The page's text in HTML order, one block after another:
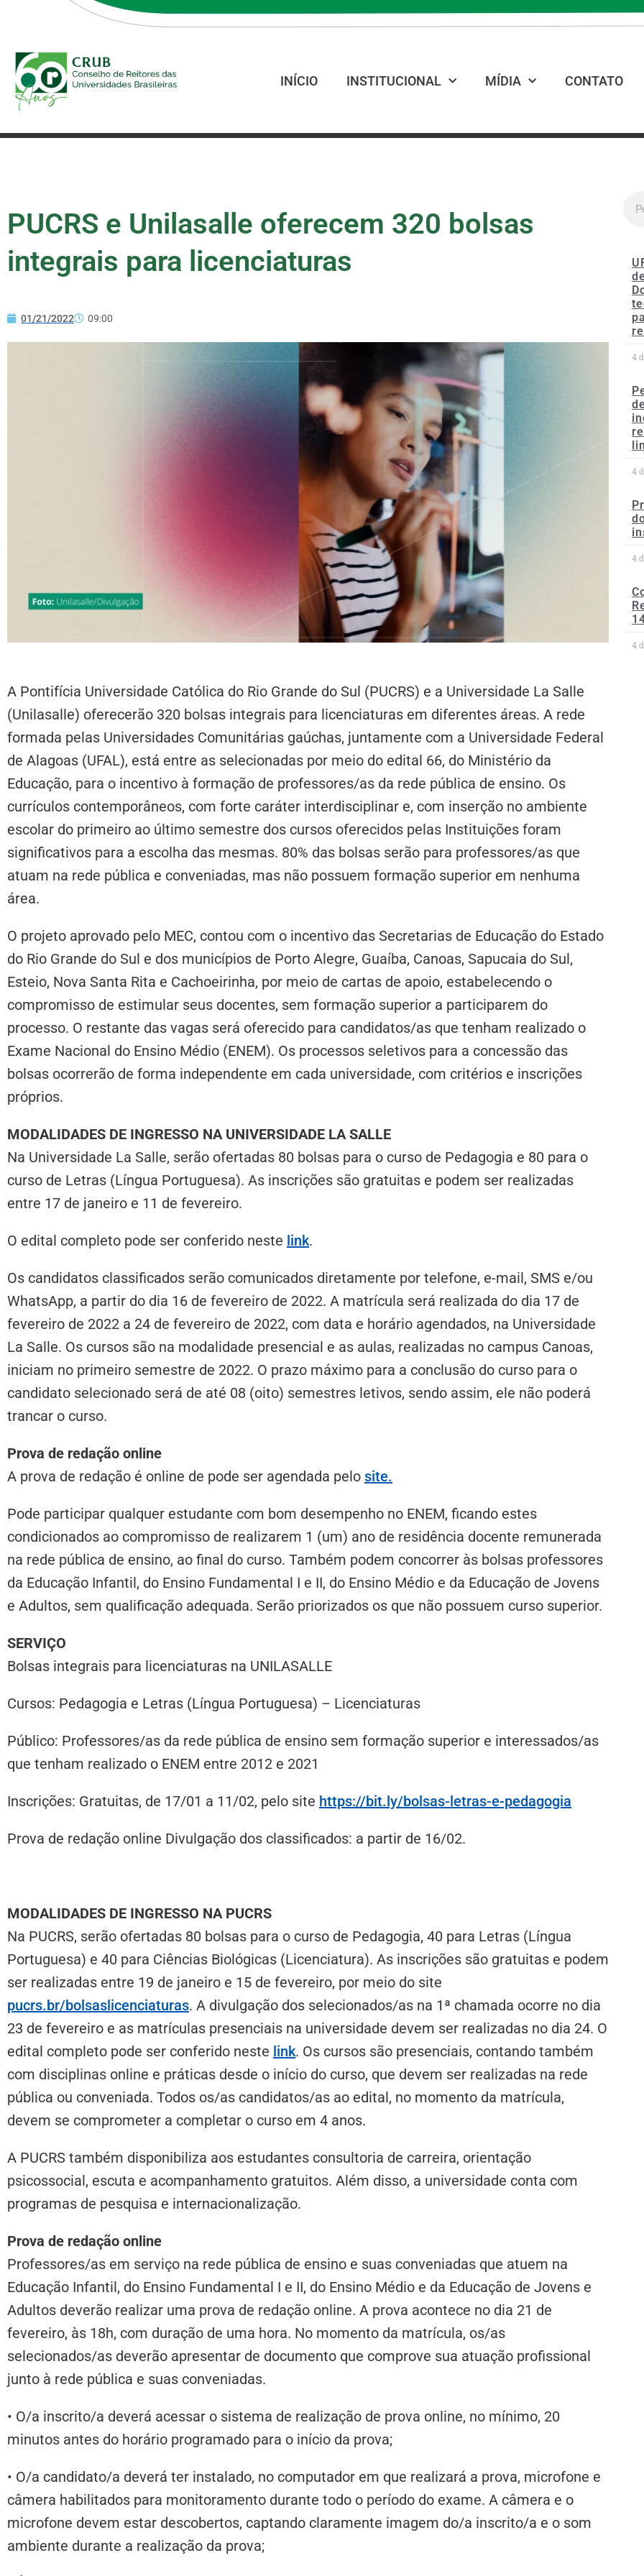
INÍCIO INSTITUCIONAL MÍDIA CONTATO
PUCRS e Unilasalle oferecem 320 bolsas
integrais para licenciaturas
01/21/2022 09:00
A Pontifícia Universidade Católica do Rio Grande do Sul (PUCRS) e a Universidade La Salle
(Unilasalle) oferecerão 320 bolsas integrais para licenciaturas em diferentes áreas. A rede
formada pelas Universidades Comunitárias gaúchas, juntamente com a Universidade Federal
de Alagoas (UFAL), está entre as selecionadas por meio do edital 66, do Ministério da
Educação, para o incentivo à formação de professores/as da rede pública de ensino. Os
currículos contemporâneos, com forte caráter interdisciplinar e, com inserção no ambiente
escolar do primeiro ao último semestre dos cursos oferecidos pelas Instituições foram
significativos para a escolha das mesmas. 80% das bolsas serão para professores/as que
atuam na rede pública e conveniadas, mas não possuem formação superior em nenhuma
área.
O projeto aprovado pelo MEC, contou com o incentivo das Secretarias de Educação do Estado
do Rio Grande do Sul e dos municípios de Porto Alegre, Guaíba, Canoas, Sapucaia do Sul,
Esteio, Nova Santa Rita e Cachoeirinha, por meio de cartas de apoio, estabelecendo o
compromisso de estimular seus docentes, sem formação superior a participarem do
processo. O restante das vagas será oferecido para candidatos/as que tenham realizado o
Exame Nacional do Ensino Médio (ENEM). Os processos seletivos para a concessão das
bolsas ocorrerão de forma independente em cada universidade, com critérios e inscrições
próprios.
MODALIDADES DE INGRESSO NA UNIVERSIDADE LA SALLE
Na Universidade La Salle, serão ofertadas 80 bolsas para o curso de Pedagogia e 80 para o
curso de Letras (Língua Portuguesa). As inscrições são gratuitas e podem ser realizadas
entre 17 de janeiro e 11 de fevereiro.
O edital completo pode ser conferido neste link.
Os candidatos classificados serão comunicados diretamente por telefone, e-mail, SMS e/ou
WhatsApp, a partir do dia 16 de fevereiro de 2022. A matrícula será realizada do dia 17 de
fevereiro de 2022 a 24 de fevereiro de 2022, com data e horário agendados, na Universidade
La Salle. Os cursos são na modalidade presencial e as aulas, realizadas no campus Canoas,
iniciam no primeiro semestre de 2022. O prazo máximo para a conclusão do curso para o
candidato selecionado será de até 08 (oito) semestres letivos, sendo assim, ele não poderá
trancar o curso.
Prova de redação online
A prova de redação é online de pode ser agendada pelo site.
Pode participar qualquer estudante com bom desempenho no ENEM, ficando estes
condicionados ao compromisso de realizarem 1 (um) ano de residência docente remunerada
na rede pública de ensino, ao final do curso. Também podem concorrer às bolsas professores
da Educação Infantil, do Ensino Fundamental I e II, do Ensino Médio e da Educação de Jovens
e Adultos, sem qualificação adequada. Serão priorizados os que não possuem curso superior.
SERVIÇO
Bolsas integrais para licenciaturas na UNILASALLE
Cursos: Pedagogia e Letras (Língua Portuguesa) – Licenciaturas
Público: Professores/as da rede pública de ensino sem formação superior e interessados/as
que tenham realizado o ENEM entre 2012 e 2021
Inscrições: Gratuitas, de 17/01 a 11/02, pelo site https://bit.ly/bolsas-letras-e-pedagogia
Prova de redação online Divulgação dos classificados: a partir de 16/02.
MODALIDADES DE INGRESSO NA PUCRS
Na PUCRS, serão ofertadas 80 bolsas para o curso de Pedagogia, 40 para Letras (Língua
Portuguesa) e 40 para Ciências Biológicas (Licenciatura). As inscrições são gratuitas e podem
ser realizadas entre 19 de janeiro e 15 de fevereiro, por meio do site
pucrs.br/bolsaslicenciaturas. A divulgação dos selecionados/as na 1ª chamada ocorre no dia
23 de fevereiro e as matrículas presenciais na universidade devem ser realizadas no dia 24. O
edital completo pode ser conferido neste link. Os cursos são presenciais, contando também
com disciplinas online e práticas desde o início do curso, que devem ser realizadas na rede
pública ou conveniada. Todos os/as candidatos/as ao edital, no momento da matrícula,
devem se comprometer a completar o curso em 4 anos.
A PUCRS também disponibiliza aos estudantes consultoria de carreira, orientação
psicossocial, escuta e acompanhamento gratuitos. Além disso, a universidade conta com
programas de pesquisa e internacionalização.
Prova de redação online
Professores/as em serviço na rede pública de ensino e suas conveniadas que atuem na
Educação Infantil, do Ensino Fundamental I e II, do Ensino Médio e da Educação de Jovens e
Adultos deverão realizar uma prova de redação online. A prova acontece no dia 21 de
fevereiro, às 18h, com duração de uma hora. No momento da matrícula, os/as
selecionados/as deverão apresentar de documento que comprove sua atuação profissional
junto à rede pública e suas conveniadas.
• O/a inscrito/a deverá acessar o sistema de realização de prova online, no mínimo, 20
minutos antes do horário programado para o início da prova;
• O/a candidato/a deverá ter instalado, no computador em que realizará a prova, microfone e
câmera habilitados para monitoramento durante todo o período do exame. A câmera e o
microfone devem estar descobertos, captando claramente imagem do/a inscrito/a e o som
ambiente durante a realização da prova;
4
4
4
4